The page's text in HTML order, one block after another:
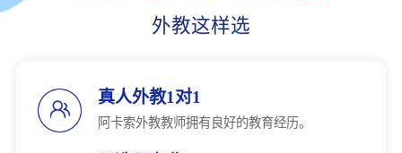
外教这样选
真人外教1对1
阿卡索外教教师拥有良好的教育经历。